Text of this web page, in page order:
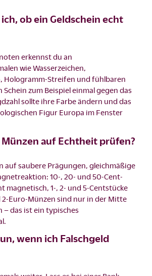
ob ein Geldschein echt
erkennst du an
wie Wasserzeichen,
Hologramm-Streifen und fühlbaren
Schein zum Beispiel einmal gegen das
sollte ihre Farbe ändern und das
Figur Europa im Fenster
Münzen auf Echtheit prüfen?
auf saubere Prägungen, gleichmäßige
10-, 20- und 50-Cent-
magnetisch, 1-, 2- und 5-Centstücke
2-Euro-Münzen sind nur in der Mitte
– das ist ein typisches
wenn ich Falschgeld